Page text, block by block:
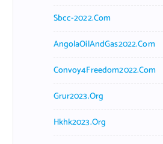
Sbcc-2022.com
AngolaOilAndGas2022.com
Convoy4Freedom2022.com
Grur2023.org
Hkhk2023.org